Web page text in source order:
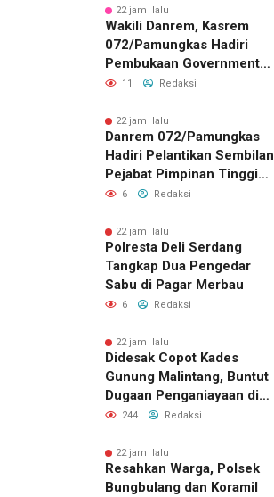
ISTIMEWA
22 jam lalu
Wakili Danrem, Kasrem
072/Pamungkas Hadiri
Pembukaan Government
Procurement Forum &
11 Redaksi
22 jam lalu
Danrem 072/Pamungkas
Hadiri Pelantikan Sembilan
Pejabat Pimpinan Tinggi
Pratama Pemda DIY
6 Redaksi
22 jam lalu
Polresta Deli Serdang
Tangkap Dua Pengedar
Sabu di Pagar Merbau
6 Redaksi
22 jam lalu
Didesak Copot Kades
Gunung Malintang, Buntut
Dugaan Penganiayaan di
Dusun Balakka Padang
244 Redaksi
22 jam lalu
Resahkan Warga, Polsek
Bungbulang dan Koramil